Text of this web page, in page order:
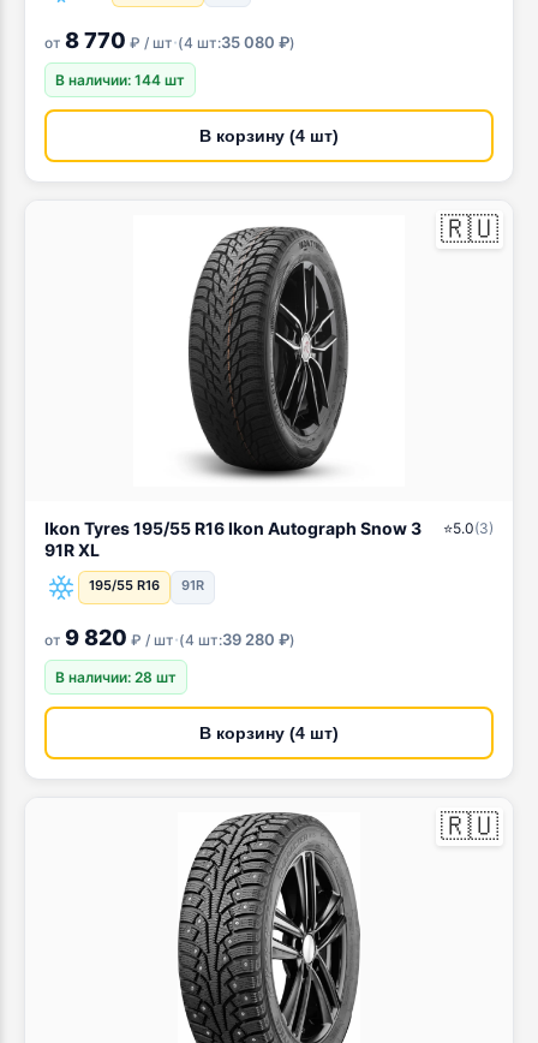
от 8 770 ₽ / шт·(4 шт:35 080 ₽)
В наличии: 144 шт
В корзину (4 шт)
🇷🇺
Ikon Tyres 195/55 R16 Ikon Autograph Snow 3
91R XL
⭐5.0(3)
195/55 R16 91R
от 9 820 ₽ / шт·(4 шт:39 280 ₽)
В наличии: 28 шт
В корзину (4 шт)
🇷🇺